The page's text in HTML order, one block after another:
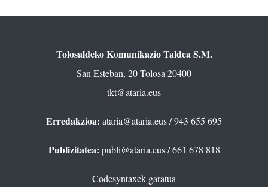
Tolosaldeko Komunikazio Taldea S.M.
San Esteban, 20 Tolosa 20400
tkt@ataria.eus
Erredakzioa: ataria@ataria.eus/ 943 655 695
Publizitatea: publi@ataria.eus/ 661 678 818
Codesyntaxek garatua